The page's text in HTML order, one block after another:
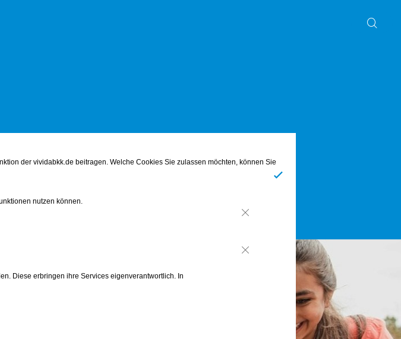
der vividabkk.de beitragen. Welche Cookies Sie zulassen möchten, können Sie
nutzen können.
Diese erbringen ihre Services eigenverantwortlich. In